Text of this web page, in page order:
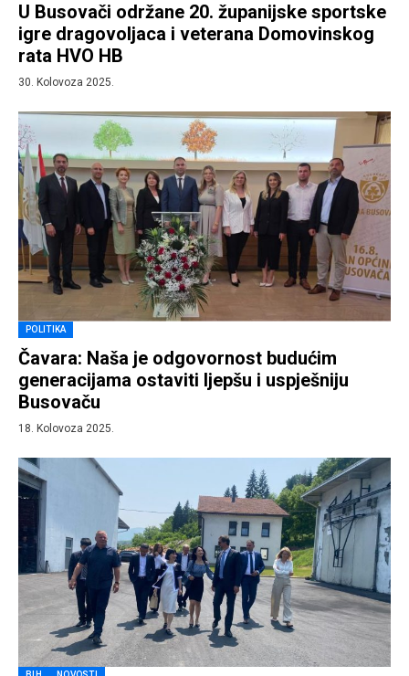
U Busovači održane 20. županijske sportske
igre dragovoljaca i veterana Domovinskog
rata HVO HB
30. Kolovoza 2025.
POLITIKA
Čavara: Naša je odgovornost budućim
generacijama ostaviti ljepšu i uspješniju
Busovaču
18. Kolovoza 2025.